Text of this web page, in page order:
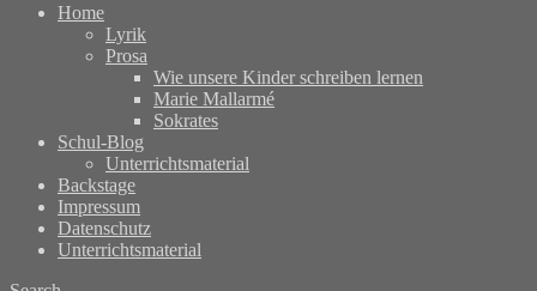
Home
Lyrik
Prosa
Wie unsere Kinder schreiben lernen
Marie Mallarmé
Sokrates
Schul-Blog
Unterrichtsmaterial
Backstage
Impressum
Datenschutz
Unterrichtsmaterial